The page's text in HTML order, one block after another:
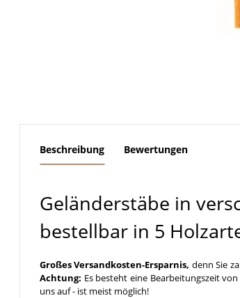
Beschreibung Bewertungen
Geländerstäbe in
bestellbar in 5
Großes Versandkosten-Ersparnis, denn Sie
Achtung: Es besteht eine Bearbeitungszeit
uns auf - ist meist möglich!